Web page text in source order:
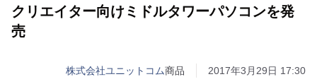
クリエイター向けミドルタワーパソコンを発
売
株式会社ユニットコム商品 2017年3月29日 17:30